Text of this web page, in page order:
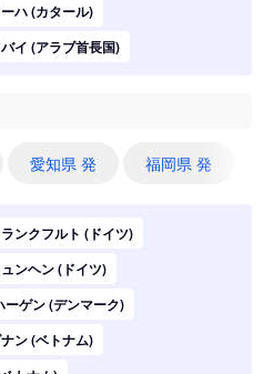
ーハ (カタール)
バイ (アラブ首長国)
ドニー (オーストラリア)
(フランス)
ノイ (ベトナム)
ニラ (フィリピン)
ンガポール (シンガポール)
ドン (イギリス(英国))
愛知県 発 福岡県 発
ンクフルト (ドイツ)
ュンヘン (ドイツ)
ーゲン (デンマーク)
ン (ベトナム)